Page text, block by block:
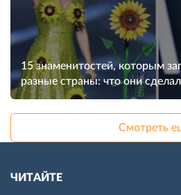
15 знаменитостей, которым
разные страны: что они
Смотреть
ЧИТАЙТЕ